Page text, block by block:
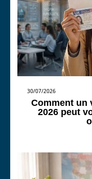
30/07/2026
Comment un
2026 peut